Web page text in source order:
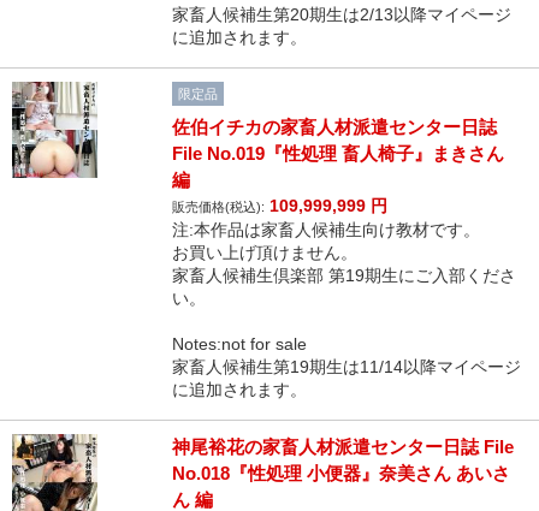
家畜人候補生第20期生は2/13以降マイページ
に追加されます。
限定品
佐伯イチカの家畜人材派遣センター日誌
File No.019『性処理 畜人椅子』まきさん
編
販売価格(税込): 109,999,999 円
注:本作品は家畜人候補生向け教材です。
お買い上げ頂けません。
家畜人候補生倶楽部 第19期生にご入部くださ
い。
Notes:not for sale
家畜人候補生第19期生は11/14以降マイページ
に追加されます。
神尾裕花の家畜人材派遣センター日誌 File
No.018『性処理 小便器』奈美さん あいさ
ん 編